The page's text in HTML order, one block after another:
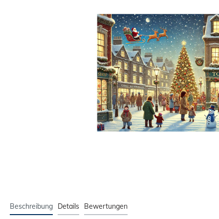
Beschreibung Details Bewertungen